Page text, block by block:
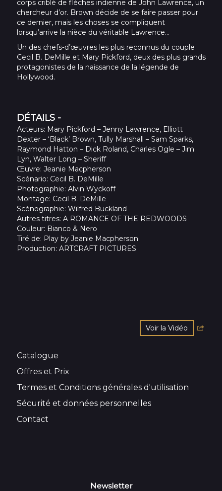
corps criblé de flèches indienne de John Lawrence, un
chercheur d’or. Brown décide de se faire passer pour
ce dernier, mais les choses se compliquent
lorsqu’arrive la nièce du véritable Lawrence…
Un des chefs-d’œuvres les plus reconnus du couple
Cecil B. DeMille et Mary Pickford, deux des plus grands
protagonistes de la naissance de la légende de
Hollywood.
DÉTAILS -
Acteurs: Mary Pickford – Jenny Lawrence, Elliott
Dexter – ‘Black’ Brown, Tully Marshall – Sam Sparks,
Raymond Hatton – Dick Roland, Charles Ogle – Jim
Lyn, Walter Long – Sheriff
Œuvre: Jeanie Macpherson
Scénario: Cecil B. DeMille
Photographie: Alvin Wyckoff
Montage: Cecil B. DeMille
Scénographie: Wilfred Buckland
Autres titres: A ROMANCE OF THE REDWOODS
Couleur: Bianco & Nero
Tiré de: Play by Jeanie Macpherson
Production: ARTCRAFT PICTURES
Voir la Vidéo
Catalogue
Offres et Prix
Termes et Conditions générales d'utilisation
Sécurité et données personnelles
Contact
Newsletter